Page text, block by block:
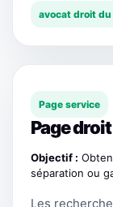
avocat droit
Page service
Page
Objectif :
séparation ou
Les